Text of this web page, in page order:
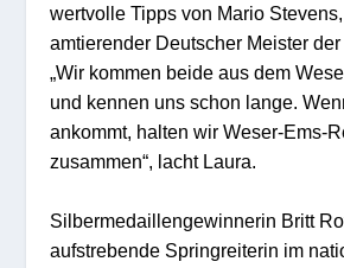
wertvolle Tipps von Mario
amtierender Deutscher Meister
„Wir kommen beide aus dem
und kennen uns schon lange.
ankommt, halten wir Weser-Ems-
zusammen“, lacht Laura.
Silbermedaillengewinnerin Britt
aufstrebende Springreiterin im